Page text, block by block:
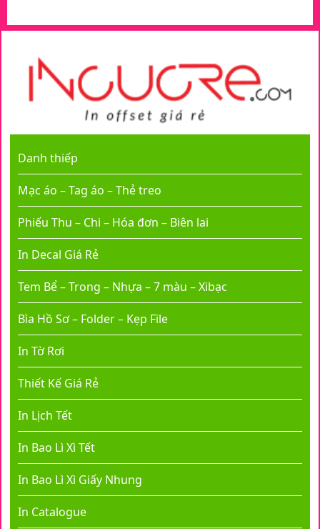
Danh thiếp
Mạc áo – Tag áo – Thẻ treo
Phiếu Thu – Chi – Hóa đơn – Biên lai
In Decal Giá Rẻ
Tem Bể – Trong – Nhựa – 7 màu – Xibạc
Bìa Hồ Sơ – Folder – Kẹp File
In Tờ Rơi
Thiết Kế Giá Rẻ
In Lịch Tết
In Bao Lì Xì Tết
In Bao Lì Xì Giấy Nhung
In Catalogue